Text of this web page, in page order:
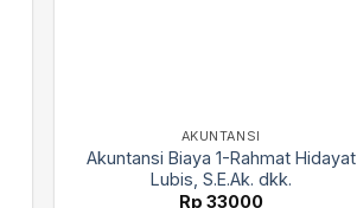
AKUNTANSI
Akuntansi Biaya 1-Rahmat Hidayat
Lubis, S.E.Ak. dkk.
Rp 33000